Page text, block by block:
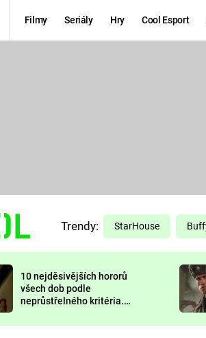
Filmy Seriály Hry Cool Esport
PREDÁTOR
Trendy: StarHouse
10 nejděsivějších hororů
všech dob podle
neprůstřelného kritéria.
nejvíc zvednou tep?